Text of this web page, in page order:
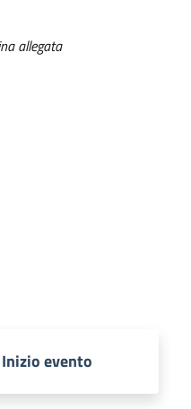
allegata
evento